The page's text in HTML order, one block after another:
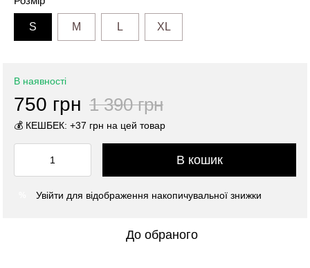
S M L XL
В наявності
750 грн 1 390 грн
💰 КЕШБЕК: +37 грн на цей товар
В кошик
Увійти для відображення накопичувальної знижки
До обраного